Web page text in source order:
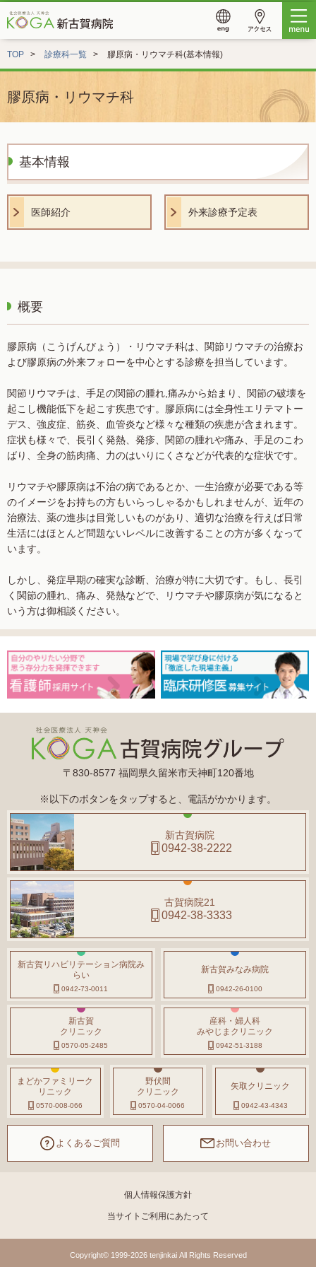
TOP 診療科一覧 膠原病・リウマチ科(基本情報)
膠原病・リウマチ科
基本情報
医師紹介 外来診療予定表
概要
膠原病（こうげんびょう）・リウマチ科は、関節リウマチの治療お
よび膠原病の外来フォローを中心とする診療を担当しています。
関節リウマチは、手足の関節の腫れ,痛みから始まり、関節の破壊を
起こし機能低下を起こす疾患です。膠原病には全身性エリテマトー
デス、強皮症、筋炎、血管炎など様々な種類の疾患が含まれます。
症状も様々で、長引く発熱、発疹、関節の腫れや痛み、手足のこわ
ばり、全身の筋肉痛、力のはいりにくさなどが代表的な症状です。
リウマチや膠原病は不治の病であるとか、一生治療が必要である等
のイメージをお持ちの方もいらっしゃるかもしれませんが、近年の
治療法、薬の進歩は目覚しいものがあり、適切な治療を行えば日常
生活にはほとんど問題ないレベルに改善することの方が多くなって
います。
しかし、発症早期の確実な診断、治療が特に大切です。もし、長引
く関節の腫れ、痛み、発熱などで、リウマチや膠原病が気になると
いう方は御相談ください。
〒830-8577 福岡県久留米市天神町120番地
※以下のボタンをタップすると、電話がかかります。
新古賀病院
0942-38-2222
古賀病院21
0942-38-3333
新古賀リハビリテーション病院み
らい
0942-73-0011
新古賀みなみ病院
0942-26-0100
新古賀
クリニック
0570-05-2485
産科・婦人科
みやじまクリニック
0942-51-3188
まどかファミリーク
リニック
0570-008-066
野伏間
クリニック
0570-04-0066
矢取クリニック
0942-43-4343
よくあるご質問 お問い合わせ
個人情報保護方針
当サイトご利用にあたって
Copyright© 1999-2026 tenjinkai All Rights Reserved